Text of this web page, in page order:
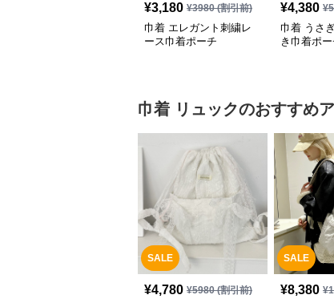
¥3,180 ¥3980(割引前)
巾着 エレガント刺繍レ
ース巾着ポーチ
¥4,380 ¥
巾着 うさ
き巾着ポー
巾着 リュックのおすすめ
SALE
¥4,780 ¥5980(割引前)
SALE
¥8,380 ¥